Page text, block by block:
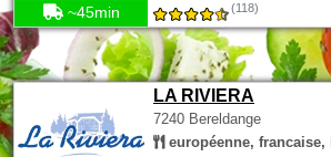
~45min (118)
LA RIVIERA
7240 Bereldange
européenne,